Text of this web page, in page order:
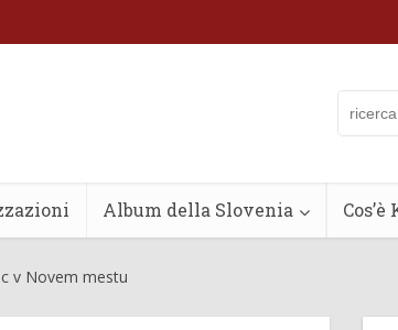
Album della Slovenia
v Novem mestu